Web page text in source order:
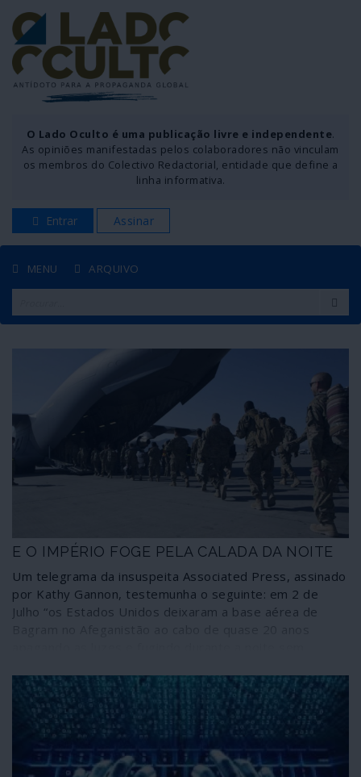
O Lado Oculto é uma publicação livre e independente.
As opiniões manifestadas pelos colaboradores não vinculam
os membros do Colectivo Redactorial, entidade que define a
linha informativa.
Entrar Assinar
MENU ARQUIVO
E O IMPÉRIO FOGE PELA CALADA DA NOITE
Um telegrama da insuspeita Associated Press, assinado
por Kathy Gannon, testemunha o seguinte: em 2 de
Julho “os Estados Unidos deixaram a base aérea de
deu pela partida dos norte-americanos mais de duas
horas depois, segundo fontes afegãs”.